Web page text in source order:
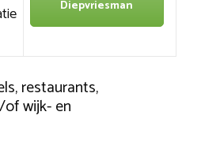
Diepvriesman
restaurants,
wijk- en